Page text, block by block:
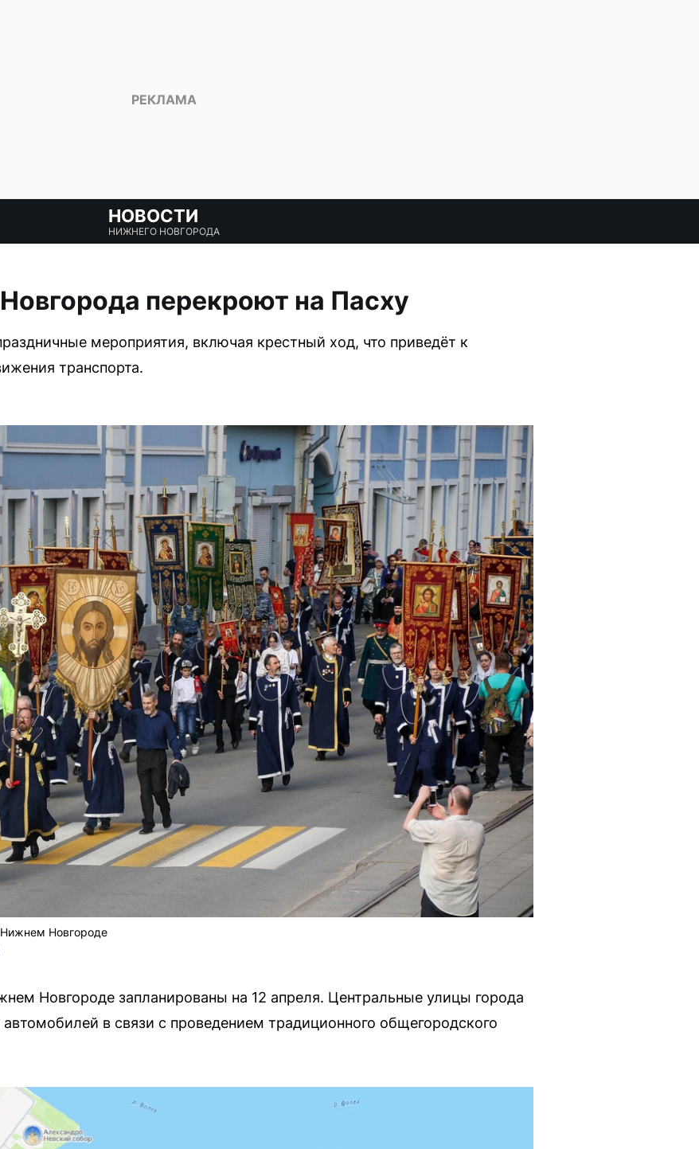
НОВОСТИ
НИЖНЕГО НОВГОРОДА
перекроют на Пасху
мероприятия, включая крестный ход, что приведёт к
транспорта.
Нижнем Новгороде
Новгороде запланированы на 12 апреля. Центральные улицы города
в связи с проведением традиционного общегородского